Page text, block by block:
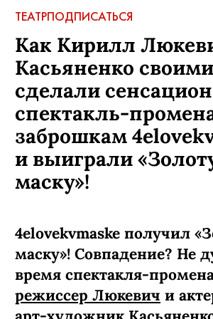
ТЕАТРПОДПИСАТЬСЯ
Как Кирилл
Касьяненко
сделали
спектакль-
заброшкам
и выиграли
маску»!
4elovekvmaske получил
маску»! Совпадение? Не
время спектакля-
режиссер Люкевич и